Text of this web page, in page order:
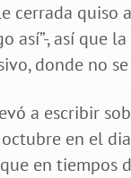
cerrada quiso
así”-, así que
donde no
a escribir
en el
en tiempos